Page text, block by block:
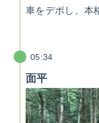
車をデポし、本
05:34
面平